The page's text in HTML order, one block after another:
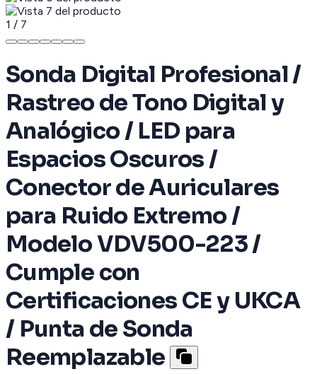
1 / 7
Sonda Digital Profesional /
Rastreo de Tono Digital y
Analógico / LED para
Espacios Oscuros /
Conector de Auriculares
para Ruido Extremo /
Modelo VDV500-223 /
Cumple con
Certificaciones CE y UKCA
/ Punta de Sonda
Reemplazable